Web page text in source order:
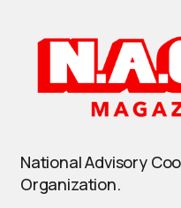
National Advisory
Organization.